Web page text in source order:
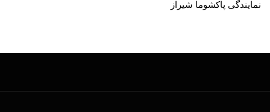
نمایندگی پاکشوما شیراز